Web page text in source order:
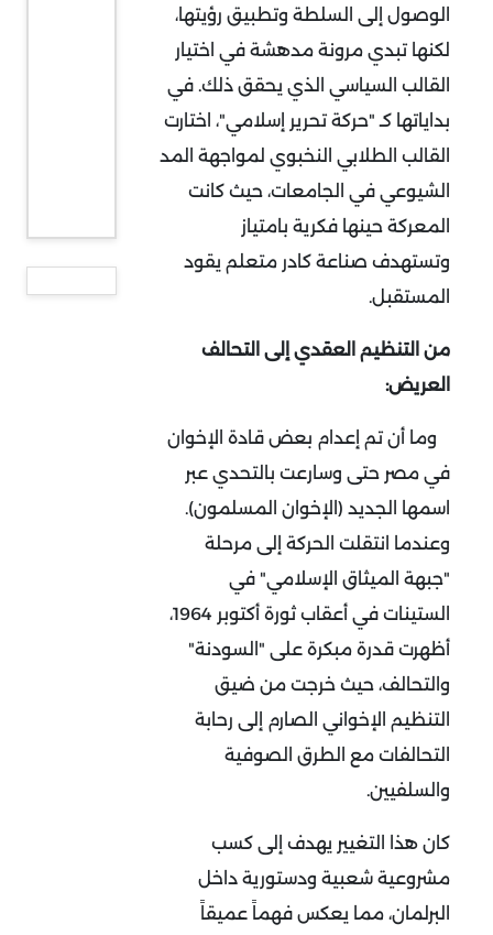
الوصول إلى السلطة وتطبيق رؤيتها،
لكنها تبدي مرونة مدهشة في اختيار
القالب السياسي الذي يحقق ذلك. في
بداياتها كـ "حركة تحرير إسلامي"، اختارت
القالب الطلابي النخبوي لمواجهة المد
الشيوعي في الجامعات، حيث كانت
المعركة حينها فكرية بامتياز
وتستهدف صناعة كادر متعلم يقود
المستقبل.
من التنظيم العقدي إلى التحالف
العريض:
وما أن تم إعدام بعض قادة الإخوان
في مصر حتى وسارعت بالتحدي عبر
اسمها الجديد (الإخوان المسلمون).
وعندما انتقلت الحركة إلى مرحلة
"جبهة الميثاق الإسلامي" في
الستينات في أعقاب ثورة أكتوبر 1964،
أظهرت قدرة مبكرة على "السودنة"
والتحالف، حيث خرجت من ضيق
التنظيم الإخواني الصارم إلى رحابة
التحالفات مع الطرق الصوفية
والسلفيين.
كان هذا التغيير يهدف إلى كسب
مشروعية شعبية ودستورية داخل
البرلمان، مما يعكس فهماً عميقاً